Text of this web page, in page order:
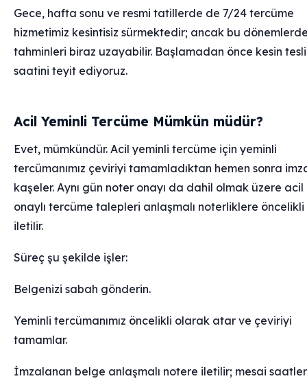
Gece, hafta sonu ve resmi tatillerde de 7/24 tercüme
hizmetimiz kesintisiz sürmektedir; ancak bu
tahminleri biraz uzayabilir. Başlamadan önce kesin
saatini teyit ediyoruz.
Acil Yeminli Tercüme Mümkün müdür?
Evet, mümkündür. Acil yeminli tercüme için yeminli
tercümanımız çeviriyi tamamladıktan hemen sonra
kaşeler. Aynı gün noter onayı da dahil olmak üzere
onaylı tercüme talepleri anlaşmalı noterliklere
iletilir.
Süreç şu şekilde işler:
Belgenizi sabah gönderin.
Yeminli tercümanımız öncelikli olarak atar ve çeviriyi
tamamlar.
İmzalanan belge anlaşmalı notere iletilir; mesai